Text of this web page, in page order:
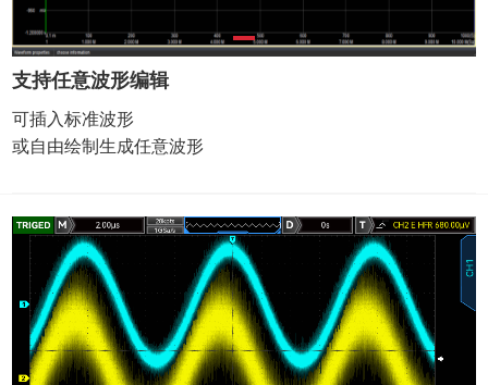
支持任意波形编辑
可插入标准波形
或自由绘制生成任意波形